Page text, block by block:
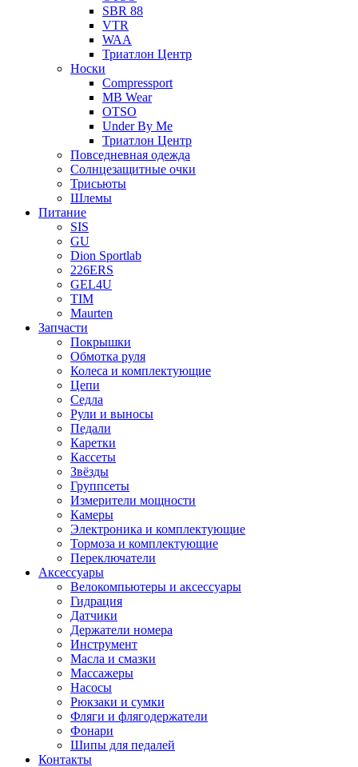
SBR 88
VTR
WAA
Триатлон Центр
Носки
Compressport
MB Wear
OTSO
Under By Me
Триатлон Центр
Повседневная одежда
Солнцезащитные очки
Трисьюты
Шлемы
Питание
SIS
GU
Dion Sportlab
226ERS
GEL4U
TIM
Maurten
Запчасти
Покрышки
Обмотка руля
Колеса и комплектующие
Цепи
Седла
Рули и выносы
Педали
Каретки
Кассеты
Звёзды
Группсеты
Измерители мощности
Камеры
Электроника и комплектующие
Тормоза и комплектующие
Переключатели
Аксессуары
Велокомпьютеры и аксессуары
Гидрация
Датчики
Держатели номера
Инструмент
Масла и смазки
Массажеры
Насосы
Рюкзаки и сумки
Фляги и флягодержатели
Фонари
Шипы для педалей
Контакты